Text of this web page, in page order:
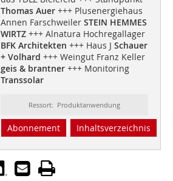
Thomas Auer+++ Plusenergiehaus
Annen FarschweilerSTEIN HEMMES
WIRTZ+++ Alnatura Hochregallager
BFK Architekten +++ Haus J Schauer
+ Volhard +++ Weingut Franz Keller
geis & brantner+++ Monitoring
Transsolar
Ressort: Produktanwendung
Abonnement Inhaltsverzeichnis